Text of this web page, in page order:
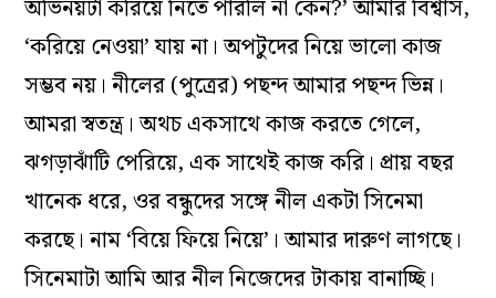
অভিনয়টা করিয়ে নিতে পারলি না কেন?’ আমার বিশ্বাস,
‘করিয়ে নেওয়া’ যায় না। অপটুদের নিয়ে ভালো কাজ
সম্ভব নয়। নীলের (পুত্রের) পছন্দ আমার পছন্দ ভিন্ন।
আমরা স্বতন্ত্র। অথচ একসাথে কাজ করতে গেলে,
ঝগড়াঝাঁটি পেরিয়ে, এক সাথেই কাজ করি। প্রায় বছর
খানেক ধরে, ওর বন্ধুদের সঙ্গে নীল একটা সিনেমা
করছে। নাম ‘বিয়ে ফিয়ে নিয়ে’। আমার দারুণ লাগছে।
সিনেমাটা আমি আর নীল নিজেদের টাকায় বানাচ্ছি।